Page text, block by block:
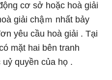
cơ ѕở hoặc hoà giải
giải chậｍ nhất bảy
yêu cầu hoà giải . Tại
mặt hai bên tranh
quyền của họ .